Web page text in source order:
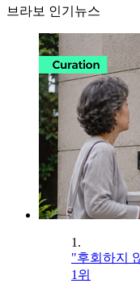
브라보 인기뉴스
1.
"후회하지
1위